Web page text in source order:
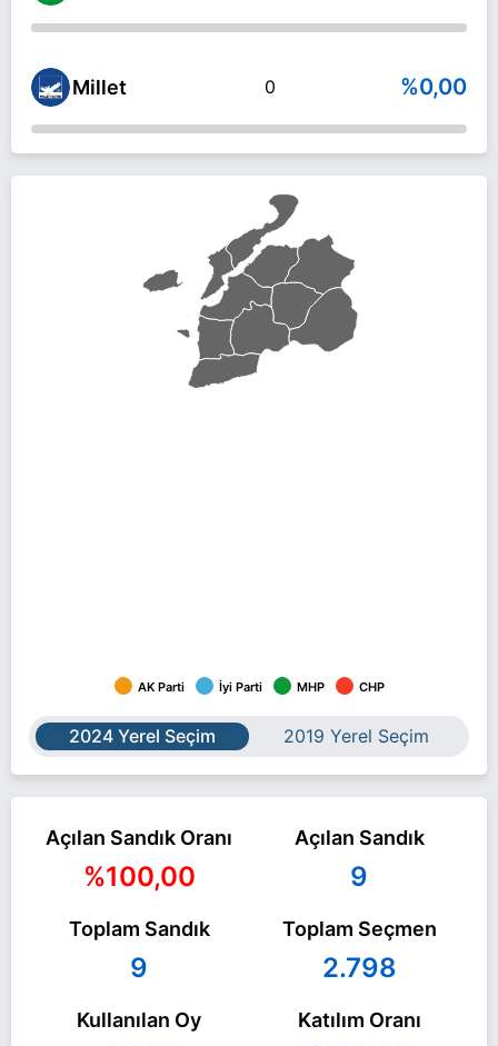
Millet 0 %0,00
AK Parti İyi Parti MHP CHP
2024 Yerel Seçim 2019 Yerel Seçim
Açılan Sandık Oranı
%100,00
Açılan Sandık
9
Toplam Sandık
9
Toplam Seçmen
2.798
Kullanılan Oy Katılım Oranı